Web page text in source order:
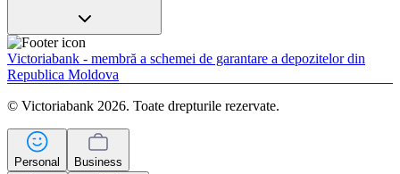
Victoriabank - membră a schemei de garantare a depozitelor din
Republica Moldova
© Victoriabank 2026. Toate drepturile rezervate.
Personal Business